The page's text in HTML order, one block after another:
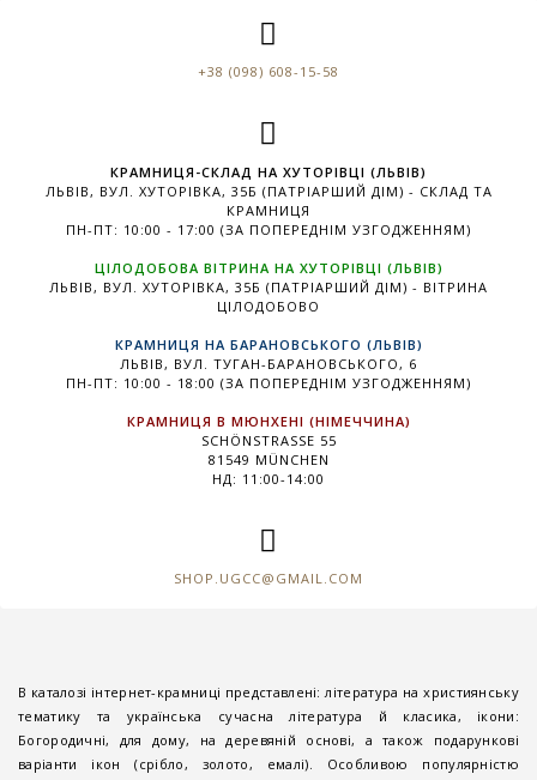
+38 (098) 608-15-58
КРАМНИЦЯ-СКЛАД НА ХУТОРІВЦІ (ЛЬВІВ)
ЛЬВІВ, ВУЛ. ХУТОРІВКА, 35Б (ПАТРІАРШИЙ ДІМ) - СКЛАД ТА
КРАМНИЦЯ
ПН-ПТ: 10:00 - 17:00 (ЗА ПОПЕРЕДНІМ УЗГОДЖЕННЯМ)
ЦІЛОДОБОВА ВІТРИНА НА ХУТОРІВЦІ (ЛЬВІВ)
ЛЬВІВ, ВУЛ. ХУТОРІВКА, 35Б (ПАТРІАРШИЙ ДІМ) - ВІТРИНА
ЦІЛОДОБОВО
КРАМНИЦЯ НА БАРАНОВСЬКОГО (ЛЬВІВ)
ЛЬВІВ, ВУЛ. ТУГАН-БАРАНОВСЬКОГО, 6
ПН-ПТ: 10:00 - 18:00 (ЗА ПОПЕРЕДНІМ УЗГОДЖЕННЯМ)
КРАМНИЦЯ В МЮНХЕНІ (НІМЕЧЧИНА)
SCHÖNSTRASSE 55
81549 MÜNCHEN
НД: 11:00-14:00
SHOP.UGCC@GMAIL.COM
В каталозі інтернет-крамниці представлені: література на християнську
тематику та українська сучасна література й класика, ікони:
Богородичні, для дому, на деревяній основі, а також подарункові
варіанти ікон (срібло, золото, емалі). Особливою популярністю